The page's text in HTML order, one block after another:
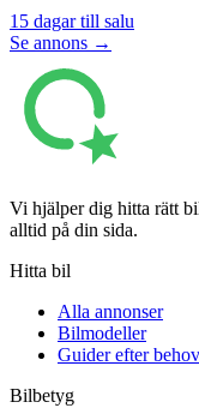
15 dagar till salu
Se annons →
Vi hjälper dig hitta rätt
alltid på din sida.
Hitta bil
Alla annonser
Bilmodeller
Guider efter behov
Bilbetyg